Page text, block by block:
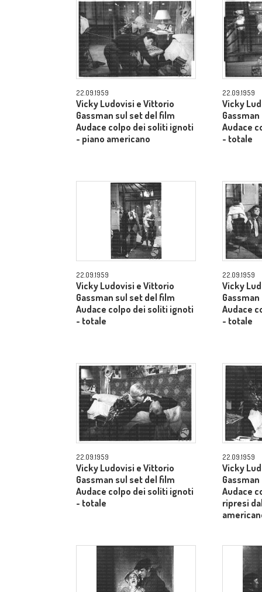
22.09.1959
Vicky Ludovisi e Vittorio
Gassman sul set del film
Audace colpo dei soliti ignoti
- piano americano
22.09.1959
Vicky
Audace
- totale
22.09.1959
Vicky Ludovisi e Vittorio
Gassman sul set del film
Audace colpo dei soliti ignoti
- totale
22.09.1959
Vicky
Audace
- totale
22.09.1959
Vicky Ludovisi e Vittorio
Gassman sul set del film
Audace colpo dei soliti ignoti
- totale
22.09.1959
Vicky
Audace
ripresi